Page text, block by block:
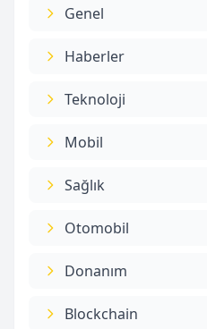
Genel
Haberler
Teknoloji
Mobil
Sağlık
Otomobil
Donanım
Blockchain